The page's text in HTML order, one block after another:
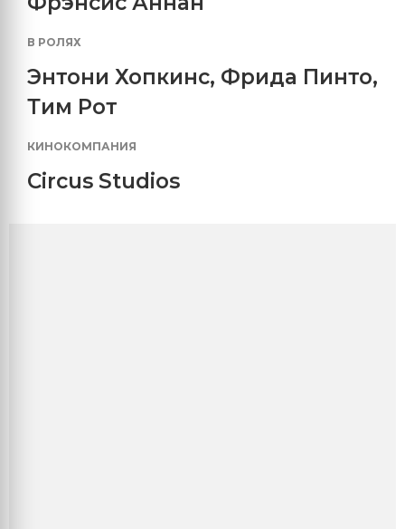
В РОЛЯХ
Энтони Хопкинс, Фрида Пинто,
Тим Рот
КИНОКОМПАНИЯ
Circus Studios